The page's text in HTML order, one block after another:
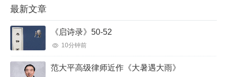
最新文章
《启诗录》50-52
10分钟前
范大平高级律师近作《大暑遇大雨》